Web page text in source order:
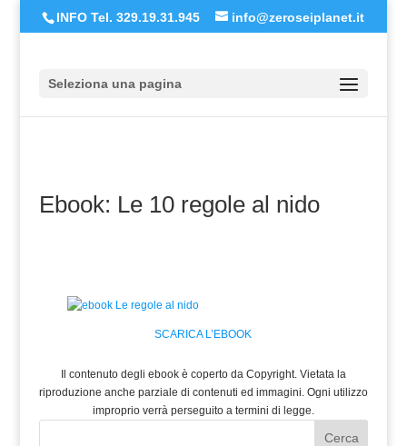
INFO Tel. 329.19.31.945 info@zeroseiplanet.it
Seleziona una pagina
Ebook: Le 10 regole al nido
SCARICA L’EBOOK
Il contenuto degli ebook è coperto da Copyright. Vietata la
riproduzione anche parziale di contenuti ed immagini. Ogni utilizzo
improprio verrà perseguito a termini di legge.
Cerca